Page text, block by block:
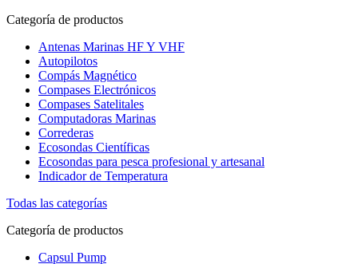
Categoría de productos
Antenas Marinas HF Y VHF
Autopilotos
Compás Magnético
Compases Electrónicos
Compases Satelitales
Computadoras Marinas
Correderas
Ecosondas Científicas
Ecosondas para pesca profesional y artesanal
Indicador de Temperatura
Todas las categorías
Categoría de productos
Capsul Pump